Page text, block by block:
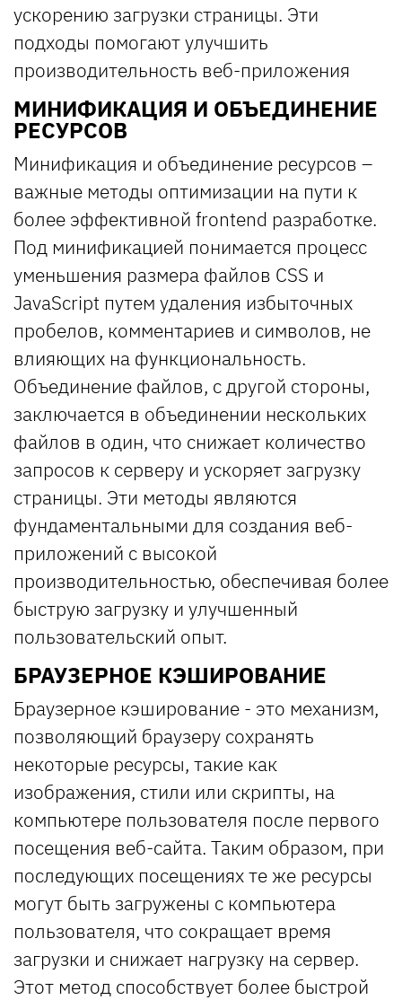
ускорению загрузки страницы. Эти
подходы помогают улучшить
производительность веб-приложения
МИНИФИКАЦИЯ И ОБЪЕДИНЕНИЕ
РЕСУРСОВ
Минификация и объединение ресурсов –
важные методы оптимизации на пути к
более эффективной frontend разработке.
Под минификацией понимается процесс
уменьшения размера файлов CSS и
JavaScript путем удаления избыточных
пробелов, комментариев и символов, не
влияющих на функциональность.
Объединение файлов, с другой стороны,
заключается в объединении нескольких
файлов в один, что снижает количество
запросов к серверу и ускоряет загрузку
страницы. Эти методы являются
фундаментальными для создания веб-
приложений с высокой
производительностью, обеспечивая более
быструю загрузку и улучшенный
пользовательский опыт.
БРАУЗЕРНОЕ КЭШИРОВАНИЕ
Браузерное кэширование - это механизм,
позволяющий браузеру сохранять
некоторые ресурсы, такие как
изображения, стили или скрипты, на
компьютере пользователя после первого
посещения веб-сайта. Таким образом, при
последующих посещениях те же ресурсы
могут быть загружены с компьютера
пользователя, что сокращает время
загрузки и снижает нагрузку на сервер.
Этот метод способствует более быстрой